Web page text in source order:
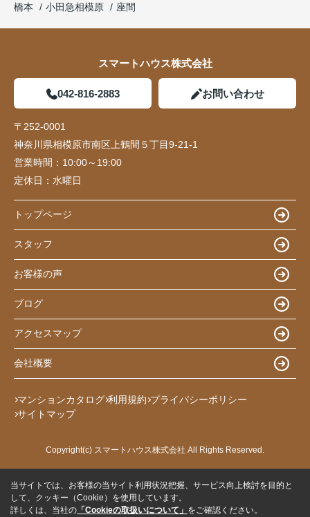
橋本
小田急相模原 座間
スマートハウス株式会社
042-816-2883 お問い合わせ
〒252-0001
神奈川県相模原市南区上鶴間５丁目9-21-1
営業時間： 10:00～19:00
定休日： 水曜日
トップページ
スタッフ
お客様の声
ブログ
アクセスマップ
会社概要
マンションカタログ 利用規約 プライバシーポリシー
サイトマップ
Copyright(c) スマートハウス株式会社 All Rights Reserved.
当サイトでは、お客様の当サイト利用状況把握、サービス向上検討を目的と
して、クッキー（Cookie）を使用しています。
詳しくは、当社の 「Cookieの取扱いについて」 をご確認ください。